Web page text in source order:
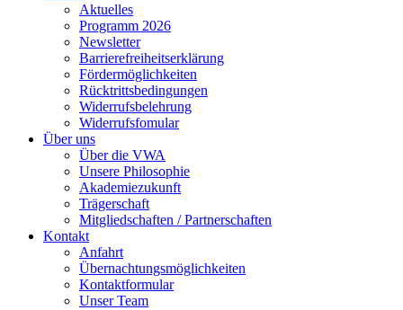
Aktuelles
Programm 2026
Newsletter
Barrierefreiheitserklärung
Fördermöglichkeiten
Rücktrittsbedingungen
Widerrufsbelehrung
Widerrufsfomular
Über uns
Über die VWA
Unsere Philosophie
Akademiezukunft
Trägerschaft
Mitgliedschaften / Partnerschaften
Kontakt
Anfahrt
Übernachtungsmöglichkeiten
Kontaktformular
Unser Team